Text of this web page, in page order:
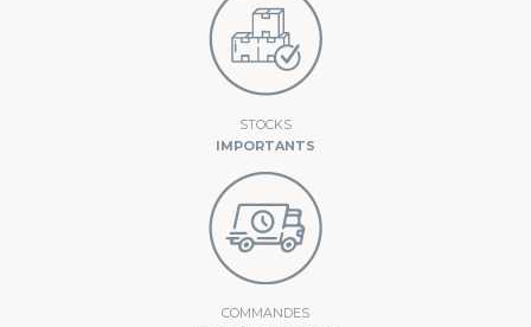
STOCKS
IMPORTANTS
COMMANDES